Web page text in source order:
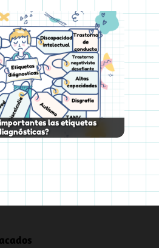
las etiquetas